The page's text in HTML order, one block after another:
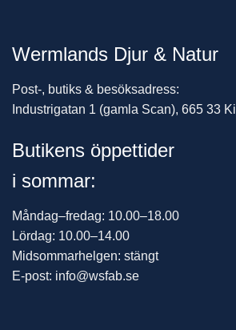
Wermlands Djur & Natur
Post-, butiks & besöksadress:
Industrigatan 1 (gamla Scan), 665 33 Kil
Butikens öppettider
i sommar:
Måndag–fredag: 10.00–18.00
Lördag: 10.00–14.00
Midsommarhelgen: stängt
E-post: info@wsfab.se